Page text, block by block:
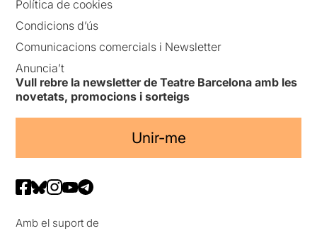
Política de cookies
Condicions d’ús
Comunicacions comercials i Newsletter
Anuncia’t
Vull rebre la newsletter de Teatre Barcelona amb les
novetats, promocions i sorteigs
Unir-me
Amb el suport de